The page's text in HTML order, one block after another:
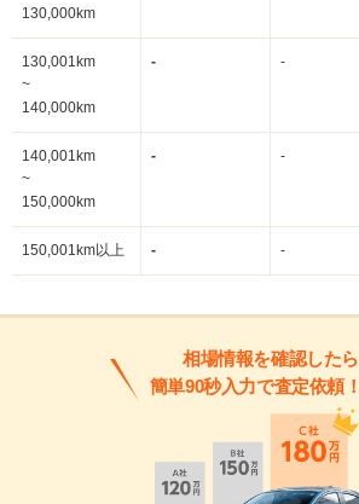
130,000km
130,001km
~
140,000km
- -
140,001km
~
150,000km
- -
150,001km以上 - -
相場情報を確認したら
簡単90秒入力で査定依頼！